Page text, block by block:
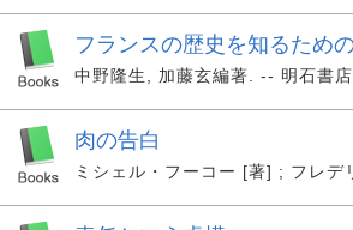
フランスの歴史を知るため
中野隆生, 加藤玄編著. -- 明石書
肉の告白
ミシェル・フーコー [著] ; フレ